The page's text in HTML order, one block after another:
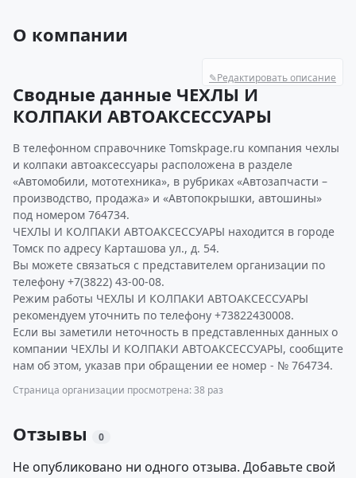
О компании
✎Редактировать описание
Сводные данные ЧЕХЛЫ И
КОЛПАКИ АВТОАКСЕССУАРЫ
В телефонном справочнике Tomskpage.ru компания чехлы
и колпаки автоаксессуары расположена в разделе
«Автомобили, мототехника», в рубриках «Автозапчасти –
производство, продажа» и «Автопокрышки, автошины»
под номером 764734.
ЧЕХЛЫ И КОЛПАКИ АВТОАКСЕССУАРЫ находится в городе
Томск по адресу Карташова ул., д. 54.
Вы можете связаться с представителем организации по
телефону +7(3822) 43-00-08.
Режим работы ЧЕХЛЫ И КОЛПАКИ АВТОАКСЕССУАРЫ
рекомендуем уточнить по телефону +73822430008.
Если вы заметили неточность в представленных данных о
компании ЧЕХЛЫ И КОЛПАКИ АВТОАКСЕССУАРЫ, сообщите
нам об этом, указав при обращении ее номер - № 764734.
Страница организации просмотрена: 38 раз
Отзывы 0
Не опубликовано ни одного отзыва. Добавьте свой